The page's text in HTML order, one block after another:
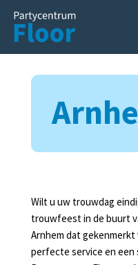
Over
ons
Waarom
Wilt u uw trouwdag
trouwfeest in de buurt
Arnhem dat
perfecte service en een